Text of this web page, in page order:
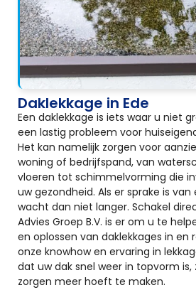
Daklekkage in Ede
Een daklekkage is iets waar u niet
een lastig probleem voor
Het kan namelijk zorgen voor
woning of bedrijfspand, van
vloeren tot schimmelvorming die
uw gezondheid. Als er sprake is van
wacht dan niet langer. Schakel
Advies Groep B.V. is er om u te
en oplossen van daklekkages in en
onze knowhow en ervaring in
dat uw dak snel weer in topvorm
zorgen meer hoeft te maken.